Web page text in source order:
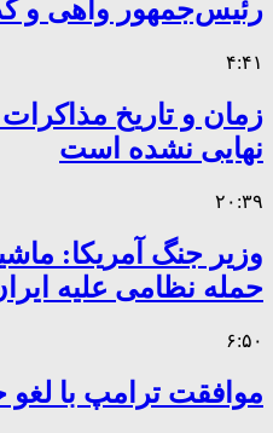
رئیس‌جمهور واهی
۴:۴۱
زمان و تاریخ مذاکرات
نهایی نشده است
۲۰:۳۹
وزیر جنگ آمریکا:
حمله نظامی علیه
۶:۵۰
موافقت ترامپ با لغو